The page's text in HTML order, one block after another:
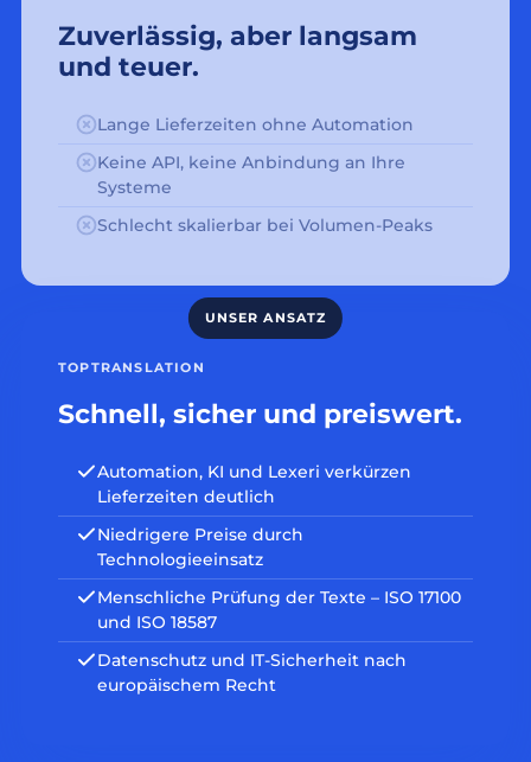
Zuverlässig, aber langsam
und teuer.
Lange Lieferzeiten ohne Automation
Keine API, keine Anbindung an Ihre
Systeme
Schlecht skalierbar bei Volumen-Peaks
TOPTRANSLATION
Schnell, sicher und preiswert.
Automation, KI und Lexeri verkürzen
Lieferzeiten deutlich
Niedrigere Preise durch
Technologieeinsatz
Menschliche Prüfung der Texte – ISO 17100
und ISO 18587
Datenschutz und IT-Sicherheit nach
europäischem Recht